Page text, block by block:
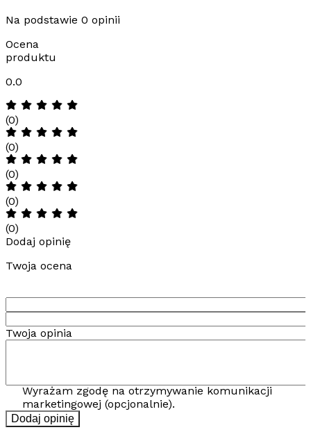
Na podstawie 0 opinii
Ocena
produktu
0.0
(0)
(0)
(0)
(0)
(0)
Dodaj opinię
Twoja ocena
Twoja opinia
Wyrażam zgodę na otrzymywanie komunikacji
marketingowej (opcjonalnie).
Dodaj opinię